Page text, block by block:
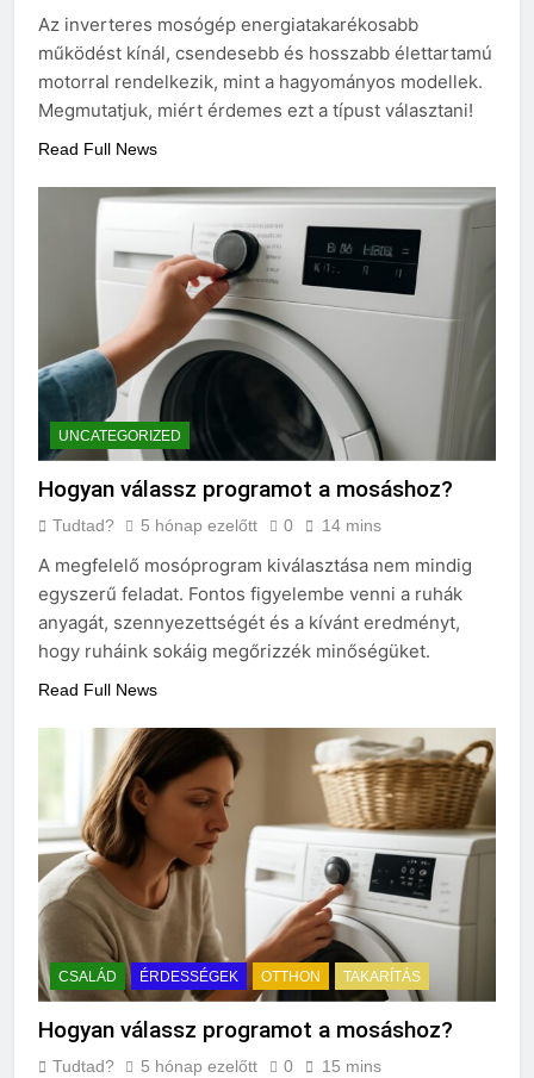
3 Nap Ezelőtt
Az inverteres mosógép energiatakarékosabb
működést kínál, csendesebb és hosszabb élettartamú
motorral rendelkezik, mint a hagyományos modellek.
Megmutatjuk, miért érdemes ezt a típust választani!
Read Full News
UNCATEGORIZED
Hogyan válassz programot a mosáshoz?
Tudtad? 5 hónap ezelőtt 0 14 mins
A megfelelő mosóprogram kiválasztása nem mindig
egyszerű feladat. Fontos figyelembe venni a ruhák
anyagát, szennyezettségét és a kívánt eredményt,
hogy ruháink sokáig megőrizzék minőségüket.
Read Full News
CSALÁD ÉRDESSÉGEK OTTHON TAKARÍTÁS
Hogyan válassz programot a mosáshoz?
Tudtad? 5 hónap ezelőtt 0 15 mins